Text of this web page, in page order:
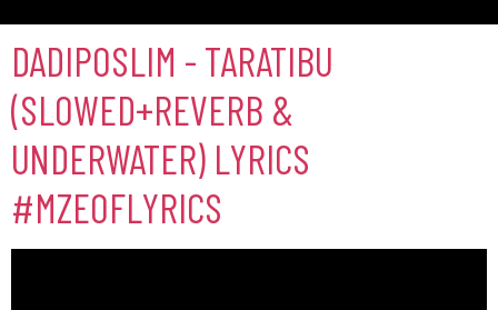
DADIPOSLIM - TARATIBU
(SLOWED+REVERB &
UNDERWATER) LYRICS
#MZEOFLYRICS